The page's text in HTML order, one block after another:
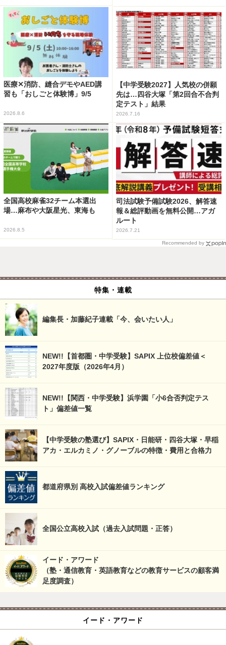
医療✕消防、縫合デモやAED講
習も「おしごと体験博」9/5
2026.8.6
【中学受験2027】人気校の併願
先は…四谷大塚「第2回合不合判
定テスト」結果
2026.7.16
全国高校麻雀32チーム本選出
場…麻布や大阪星光、東海も
2026.8.5
司法試験予備試験2026、解答速
報＆総評動画を無料公開…アガ
ルート
2026.7.21
Recommended by
特集・連載
編集長・加藤紀子連載「今、会いたい人」
NEW!!【首都圏・中学受験】SAPIX 上位校偏差値＜
2027年度版（2026年4月）
NEW!!【関西・中学受験】浜学園「小6合否判定テス
ト」偏差値一覧
【中学受験の塾選び】SAPIX・日能研・四谷大塚・早稲
アカ・エルカミノ・グノーブルの特徴・費用と合格力
都道府県別 高校入試偏差値ランキング
全国公立高校入試（過去入試問題・正答）
イード・アワード
（塾・通信教育・英語教育などの教育サービスの顧客満
足度調査）
イード・アワード